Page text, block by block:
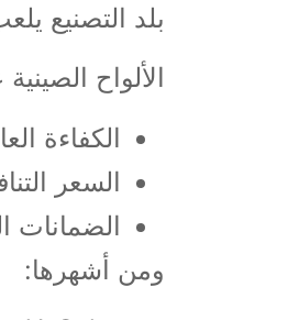
بلد التصنيع
الألواح
الكفاءة
السعر
الضمانات
ومن أشهرها: